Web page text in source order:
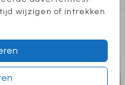
wijzigen of intrekken
misschien ook